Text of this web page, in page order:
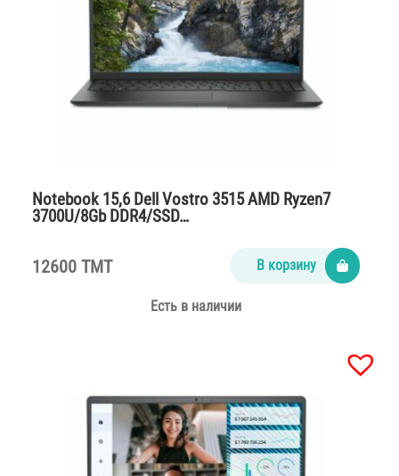
Notebook 15,6 Dell Vostro 3515 AMD Ryzen7
3700U/8Gb DDR4/SSD…
12600 TMT В корзину
Есть в наличии